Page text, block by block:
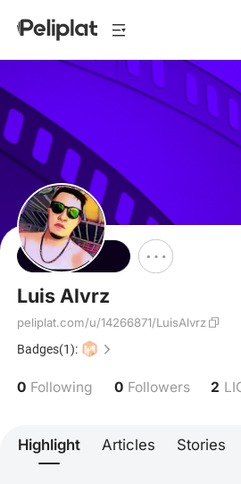
Follow
Luis Alvrz
peliplat.com/u/14266871/LuisAlvrz
Badges(1):
0 Following 0 Followers 2
Highlight Articles Stories